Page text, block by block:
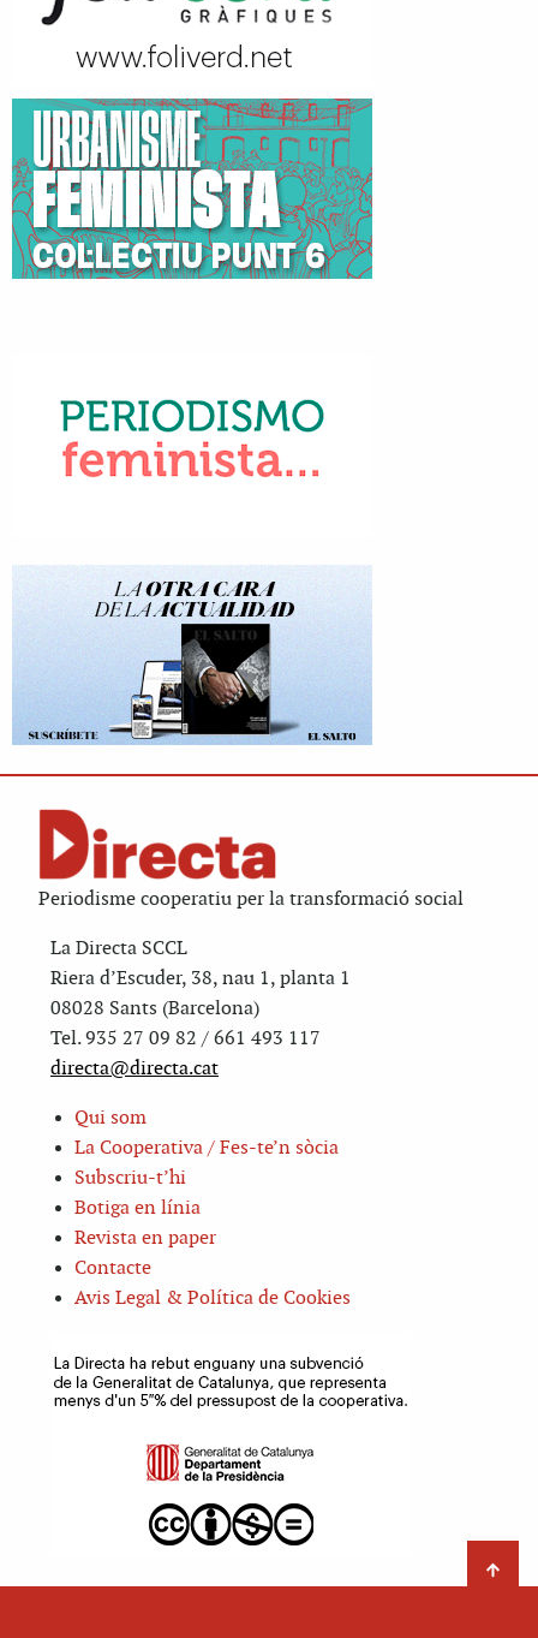
Periodisme cooperatiu per la transformació social
La Directa SCCL
Riera d’Escuder, 38, nau 1, planta 1
08028 Sants (Barcelona)
Tel. 935 27 09 82 / 661 493 117
directa@directa.cat
Qui som
La Cooperativa / Fes-te’n sòcia
Subscriu-t’hi
Botiga en línia
Revista en paper
Contacte
Avis Legal & Política de Cookies